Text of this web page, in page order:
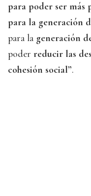
para poder ser más
para la generación
para la generación
poder reducir las
cohesión social”.